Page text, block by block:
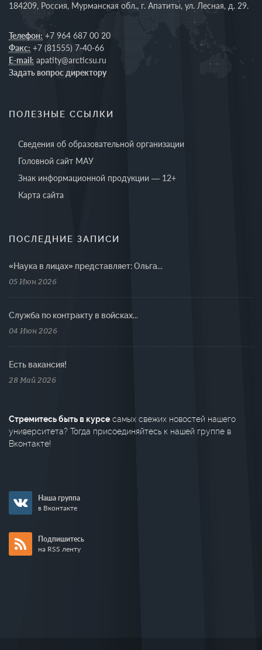
184209, Россия, Мурманская обл., г. Апатиты, ул. Лесная, д. 29.
Телефон: +7 964 687 00 20
Факс: +7 (81555) 7-40-66
E-mail: apatity@arcticsu.ru
Задать вопрос директору
ПОЛЕЗНЫЕ ССЫЛКИ
Сведения об образовательной организации
Головной сайт МАУ
Знак информационной продукции — 12+
Карта сайта
ПОСЛЕДНИЕ ЗАПИСИ
«Наука в лицах» представляет: Ольга...
05 Июн 2026
Cлужба по контракту в войсках...
04 Июн 2026
Есть вакансия!
28 Май 2026
Стремитесь быть в курсе самых свежих новостей нашего
университета? Тогда присоединяйтесь к нашей группе в
Вконтакте!
Наша группа
в Вконтакте
Подпишитесь
на RSS ленту